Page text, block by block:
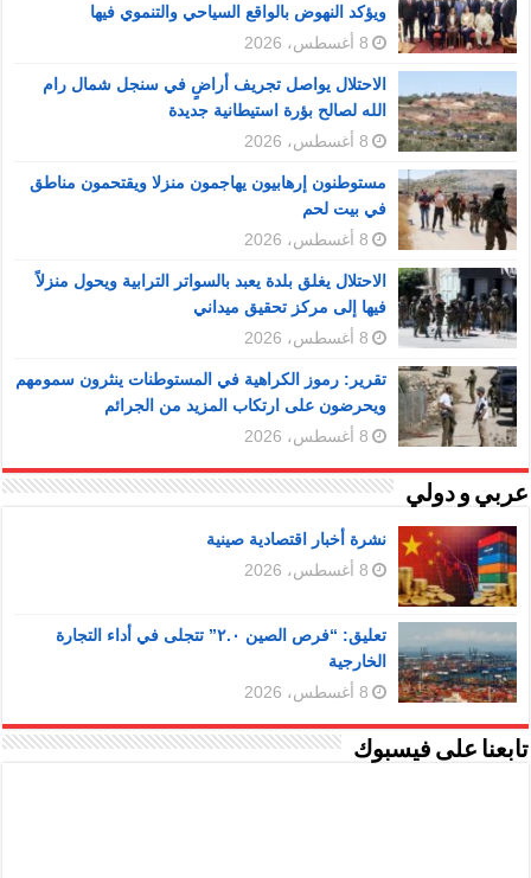
ويؤكد النهوض بالواقع السياحي والتنموي فيها
8 أغسطس، 2026
الاحتلال يواصل تجريف أراضٍ في سنجل شمال رام
الله لصالح بؤرة استيطانية جديدة
8 أغسطس، 2026
مستوطنون إرهابيون يهاجمون منزلا ويقتحمون مناطق
في بيت لحم
8 أغسطس، 2026
الاحتلال يغلق بلدة يعبد بالسواتر الترابية ويحول منزلاً
فيها إلى مركز تحقيق ميداني
8 أغسطس، 2026
تقرير: رموز الكراهية في المستوطنات ينثرون سمومهم
ويحرضون على ارتكاب المزيد من الجرائم
8 أغسطس، 2026
عربي و دولي
نشرة أخبار اقتصادية صينية
8 أغسطس، 2026
تعليق: “فرص الصين ٢.٠” تتجلى في أداء التجارة
الخارجية
8 أغسطس، 2026
تابعنا على فيسبوك